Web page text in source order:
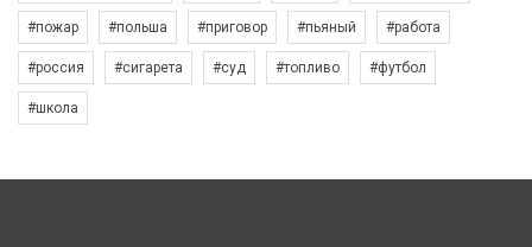
#пожар #польша #приговор #пьяный #работа
#россия #сигарета #суд #топливо #футбол
#школа